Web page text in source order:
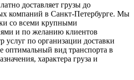
доставляет грузы до
компаний в Санкт-Петербурге. Мы
со всеми крупными
и по желанию клиентов
услуг по организации доставки
оптимальный вид транспорта в
характера груза и